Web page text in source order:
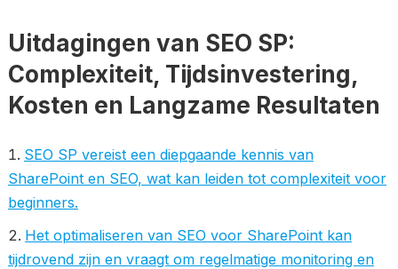
Uitdagingen van SEO SP:
Complexiteit, Tijdsinvestering,
Kosten en Langzame Resultaten
SEO SP vereist een diepgaande kennis van
SharePoint en SEO, wat kan leiden tot complexiteit voor
beginners.
Het optimaliseren van SEO voor SharePoint kan
tijdrovend zijn en vraagt om regelmatige monitoring en